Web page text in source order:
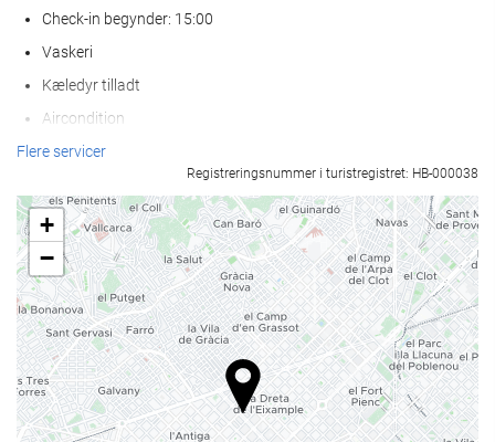
Check-in begynder: 15:00
Vaskeri
Kæledyr tilladt
Aircondition
Varme
Handikapvenlig adgang.
Ikke-ryger værelser
Rygning forbudt på alle fælles- og privatområder
Lydisolerede værelser
Wellness
Poolbar
Flere servicer
Registreringsnummer i turistregistret: HB-000038
+
−